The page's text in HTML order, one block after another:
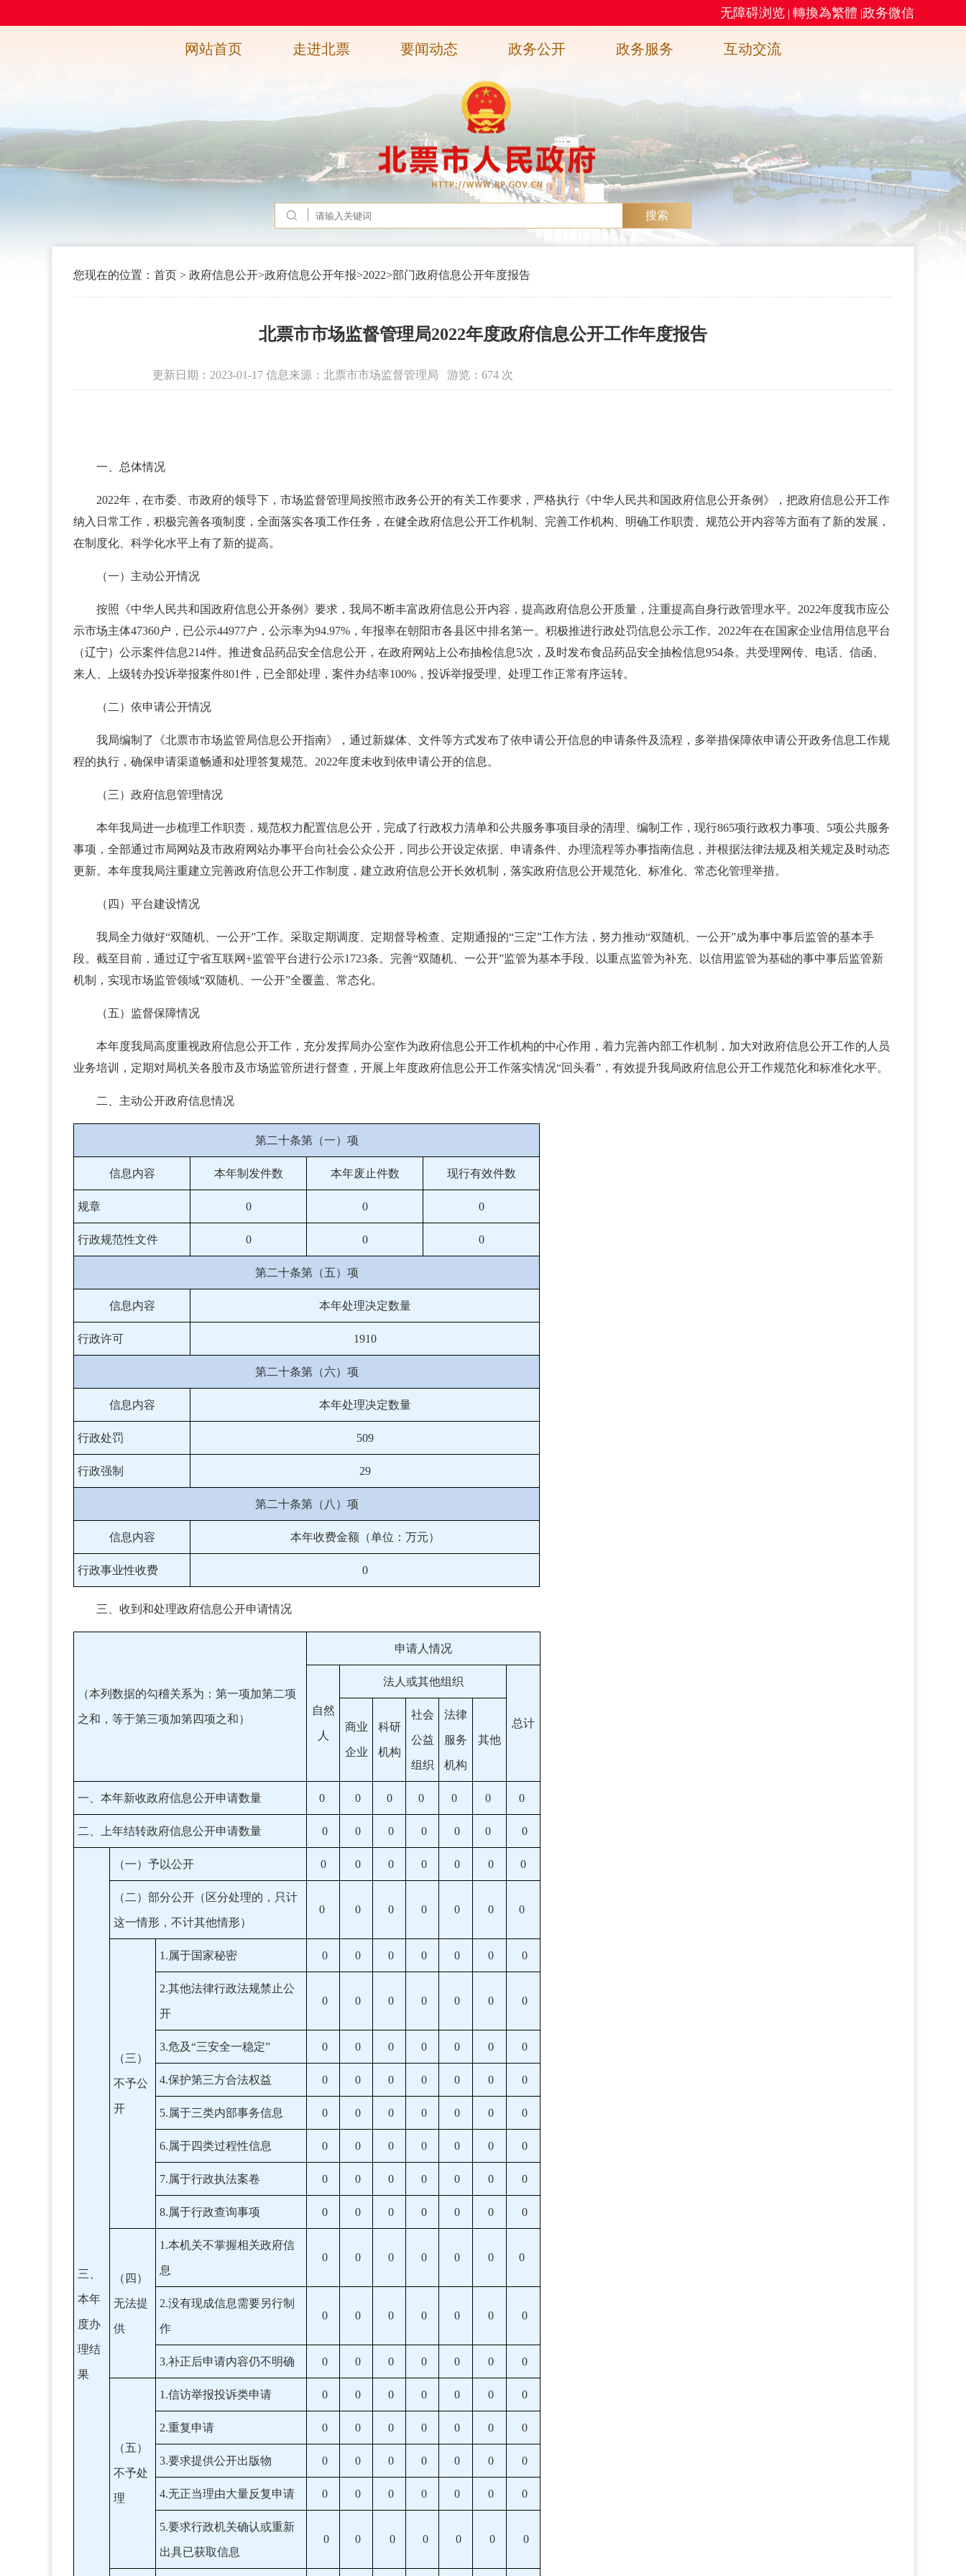
无障碍浏览 | 轉換為繁體 |政务微信
网站首页 走进北票 要闻动态 政务公开 政务服务 互动交流
搜索
您现在的位置： 首页 > 政府信息公开>政府信息公开年报>2022>部门政府信息公开年度报告
北票市市场监督管理局2022年度政府信息公开工作年度报告
更新日期：2023-01-17 信息来源：北票市市场监督管理局 游览： 674 次
一、总体情况
2022年，在市委、市政府的领导下，市场监督管理局按照市政务公开的有关工作要求，严格执行《中华人民共和国政府信息公开条例》，把政府信息公开工作
纳入日常工作，积极完善各项制度，全面落实各项工作任务，在健全政府信息公开工作机制、完善工作机构、明确工作职责、规范公开内容等方面有了新的发展，
在制度化、科学化水平上有了新的提高。
（一）主动公开情况
按照《中华人民共和国政府信息公开条例》要求，我局不断丰富政府信息公开内容，提高政府信息公开质量，注重提高自身行政管理水平。2022年度我市应公
示市场主体47360户，已公示44977户，公示率为94.97%，年报率在朝阳市各县区中排名第一。积极推进行政处罚信息公示工作。2022年在在国家企业信用信息平台
（辽宁）公示案件信息214件。推进食品药品安全信息公开，在政府网站上公布抽检信息5次，及时发布食品药品安全抽检信息954条。共受理网传、电话、信函、
来人、上级转办投诉举报案件801件，已全部处理，案件办结率100%，投诉举报受理、处理工作正常有序运转。
（二）依申请公开情况
我局编制了《北票市市场监管局信息公开指南》，通过新媒体、文件等方式发布了依申请公开信息的申请条件及流程，多举措保障依申请公开政务信息工作规
程的执行，确保申请渠道畅通和处理答复规范。2022年度未收到依申请公开的信息。
（三）政府信息管理情况
本年我局进一步梳理工作职责，规范权力配置信息公开，完成了行政权力清单和公共服务事项目录的清理、编制工作，现行865项行政权力事项、5项公共服务
事项，全部通过市局网站及市政府网站办事平台向社会公众公开，同步公开设定依据、申请条件、办理流程等办事指南信息，并根据法律法规及相关规定及时动态
更新。本年度我局注重建立完善政府信息公开工作制度，建立政府信息公开长效机制，落实政府信息公开规范化、标准化、常态化管理举措。
（四）平台建设情况
我局全力做好“双随机、一公开”工作。采取定期调度、定期督导检查、定期通报的“三定”工作方法，努力推动“双随机、一公开”成为事中事后监管的基本手
段。截至目前，通过辽宁省互联网+监管平台进行公示1723条。完善“双随机、一公开”监管为基本手段、以重点监管为补充、以信用监管为基础的事中事后监管新
机制，实现市场监管领域“双随机、一公开”全覆盖、常态化。
（五）监督保障情况
本年度我局高度重视政府信息公开工作，充分发挥局办公室作为政府信息公开工作机构的中心作用，着力完善内部工作机制，加大对政府信息公开工作的人员
业务培训，定期对局机关各股市及市场监管所进行督查，开展上年度政府信息公开工作落实情况“回头看”，有效提升我局政府信息公开工作规范化和标准化水平。
二、主动公开政府信息情况
第二十条第（一）项
信息内容 本年制发件数 本年废止件数 现行有效件数
规章 0 0 0
行政规范性文件 0 0 0
第二十条第（五）项
信息内容 本年处理决定数量
行政许可 1910
第二十条第（六）项
信息内容 本年处理决定数量
行政处罚 509
行政强制 29
第二十条第（八）项
信息内容 本年收费金额（单位：万元）
行政事业性收费 0
三、收到和处理政府信息公开申请情况
（本列数据的勾稽关系为：第一项加第二项
之和，等于第三项加第四项之和）
申请人情况
自然
人
法人或其他组织
总计
商业
企业
科研
机构
社会
公益
组织
法律
服务
机构
其他
一、本年新收政府信息公开申请数量 0 0 0 0 0 0 0
二、上年结转政府信息公开申请数量 0 0 0 0 0 0 0
三、
本年
度办
理结
果
（一）予以公开 0 0 0 0 0 0 0
（二）部分公开（区分处理的，只计
这一情形，不计其他情形）
0 0 0 0 0 0 0
（三）
不予公
开
1.属于国家秘密 0 0 0 0 0 0 0
2.其他法律行政法规禁止公
开
0 0 0 0 0 0 0
3.危及“三安全一稳定” 0 0 0 0 0 0 0
4.保护第三方合法权益 0 0 0 0 0 0 0
5.属于三类内部事务信息 0 0 0 0 0 0 0
6.属于四类过程性信息 0 0 0 0 0 0 0
7.属于行政执法案卷 0 0 0 0 0 0 0
8.属于行政查询事项 0 0 0 0 0 0 0
（四）
无法提
供
1.本机关不掌握相关政府信
息
0 0 0 0 0 0 0
2.没有现成信息需要另行制
作
0 0 0 0 0 0 0
3.补正后申请内容仍不明确 0 0 0 0 0 0 0
（五）
不予处
理
1.信访举报投诉类申请 0 0 0 0 0 0 0
2.重复申请 0 0 0 0 0 0 0
3.要求提供公开出版物 0 0 0 0 0 0 0
4.无正当理由大量反复申请 0 0 0 0 0 0 0
5.要求行政机关确认或重新
出具已获取信息
0 0 0 0 0 0 0